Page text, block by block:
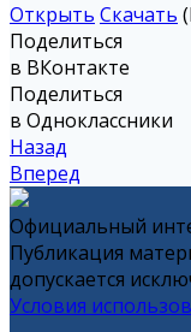
Открыть Скачать
Поделиться
в ВКонтакте
Поделиться
в Одноклассники
Назад
Вперед
Официальный
Публикация
допускается
Условия